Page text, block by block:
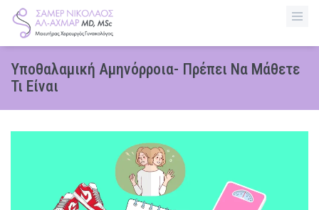
Παράκαμψη
προς
το
κυρίως
περιεχόμενο
Υποθαλαμική Αμηνόρροια- Πρέπει Να Μάθετε
Τι Είναι